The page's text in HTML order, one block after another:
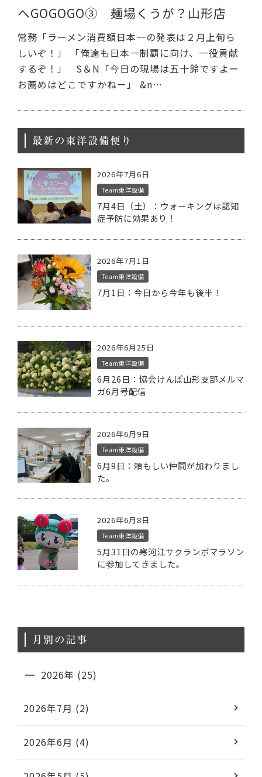
へGOGOGO③ 麺場くうが？山形店
常務「ラーメン消費額日本一の発表は２月上旬ら
しいぞ！」 「俺達も日本一制覇に向け、一役貢献
するぞ！」 S＆N「今日の現場は五十鈴ですよー
お薦めはどこですかねー」 &n…
最新の東洋設備便り
2026年7月6日
Team東洋設備
7月4日（土）：ウォーキングは認知
症予防に効果あり！
2026年7月1日
Team東洋設備
7月1日：今日から今年も後半！
2026年6月25日
Team東洋設備
6月26日：協会けんぽ山形支部メルマ
ガ6月号配信
2026年6月9日
Team東洋設備
6月9日：頼もしい仲間が加わりまし
た。
2026年6月8日
Team東洋設備
5月31日の寒河江サクランボマラソン
に参加してきました。
月別の記事
2026年 (25)
2026年7月 (2)
2026年6月 (4)